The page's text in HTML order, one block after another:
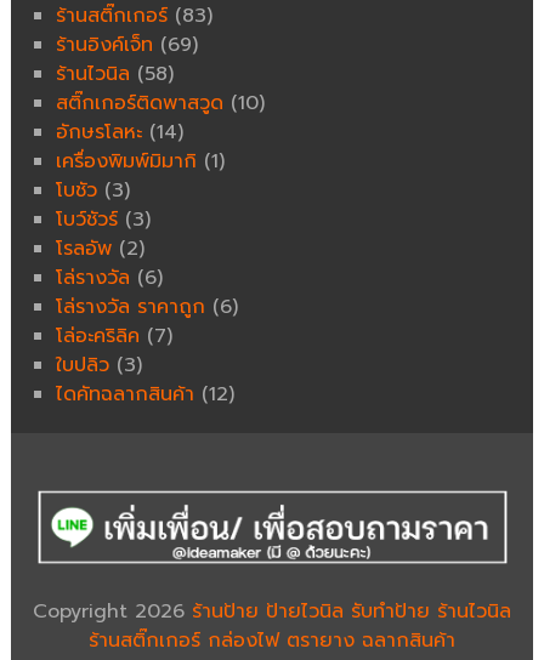
ร้านสติ๊กเกอร์ (83)
ร้านอิงค์เจ็ท (69)
ร้านไวนิล (58)
สติ๊กเกอร์ติดพาสวูด (10)
อักษรโลหะ (14)
เครื่องพิมพ์มิมากิ (1)
โบชัว (3)
โบว์ชัวร์ (3)
โรลอัพ (2)
โล่รางวัล (6)
โล่รางวัล ราคาถูก (6)
โล่อะคริลิค (7)
ใบปลิว (3)
ไดคัทฉลากสินค้า (12)
Copyright 2026 ร้านป้าย ป้ายไวนิล รับทำป้าย ร้านไวนิล
ร้านสติ๊กเกอร์ กล่องไฟ ตรายาง ฉลากสินค้า